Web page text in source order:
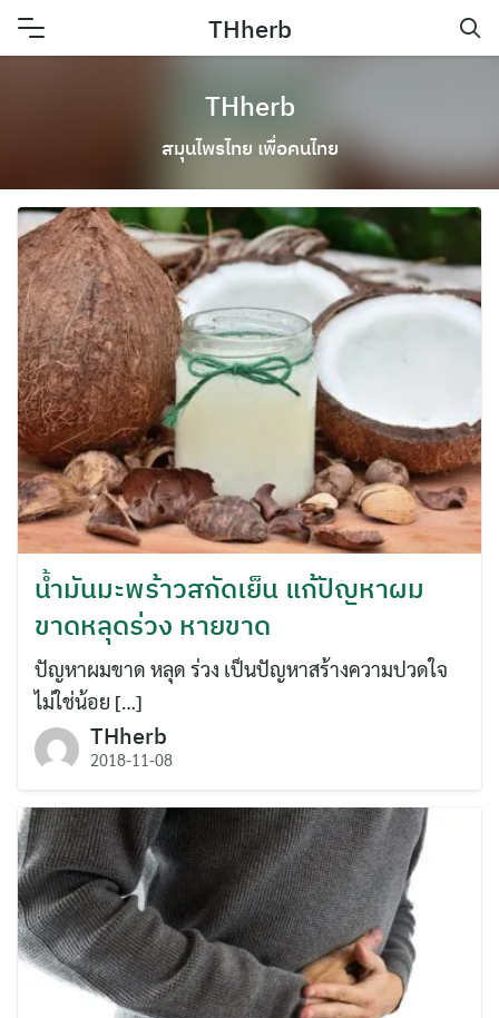
Skip
THherb
THherb
สมุนไพรไทย เพื่อคนไทย
น้ำมันมะพร้าวสกัดเย็น แก้ปัญหาผม
ขาดหลุดร่วง หายขาด
ปัญหาผมขาด หลุด ร่วง เป็นปัญหาสร้างความปวดใจ
ไม่ใช่น้อย […]
THherb
2018-11-08